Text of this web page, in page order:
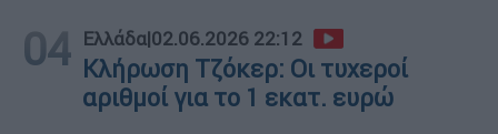
04 Ελλάδα|02.06.2026 22:12
Κλήρωση Τζόκερ: Οι τυχεροί
αριθμοί για το 1 εκατ. ευρώ